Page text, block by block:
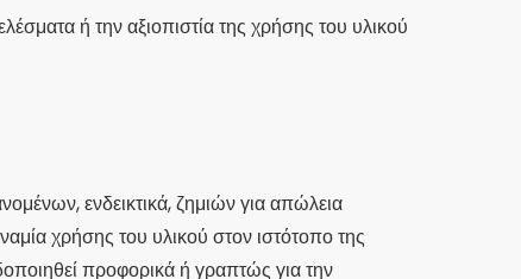
ή την αξιοπιστία της χρήσης του υλικού
ενδεικτικά, ζημιών για απώλεια
χρήσης του υλικού στον ιστότοπο της
προφορικά ή γραπτώς για την